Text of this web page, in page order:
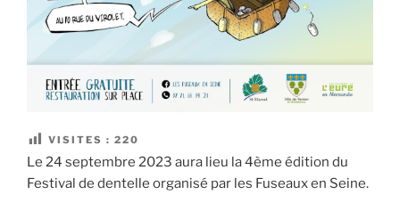
VISITES : 220
Le 24 septembre 2023 aura lieu la 4ème édition du
Festival de dentelle organisé par les Fuseaux en Seine.